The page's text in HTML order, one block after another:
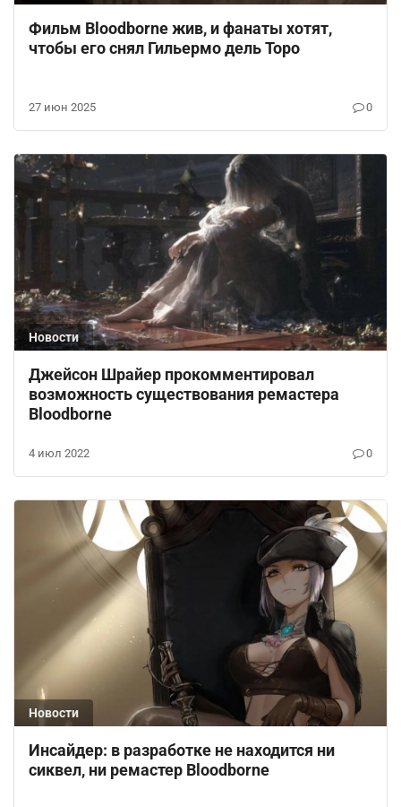
Фильм Bloodborne жив, и фанаты хотят,
чтобы его снял Гильермо дель Торо
27 июн 2025 0
Новости
Джейсон Шрайер прокомментировал
возможность существования ремастера
Bloodborne
4 июл 2022 0
Новости
Инсайдер: в разработке не находится ни
сиквел, ни ремастер Bloodborne